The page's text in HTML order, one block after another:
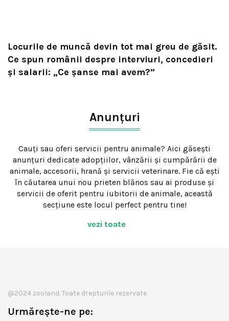
Locurile de muncă devin tot mai greu de găsit.
Ce spun românii despre interviuri, concedieri
și salarii: „Ce șanse mai avem?”
Anunțuri
Cauți sau oferi servicii pentru animale? Aici găsești
anunțuri dedicate adopțiilor, vânzării și cumpărării de
animale, accesorii, hrană și servicii veterinare. Fie că ești
în căutarea unui nou prieten blănos sau ai produse și
servicii de oferit pentru iubitorii de animale, această
secțiune este locul perfect pentru tine!
vezi toate
@2024 zooland. Toate drepturile rezervate
Urmărește-ne pe: